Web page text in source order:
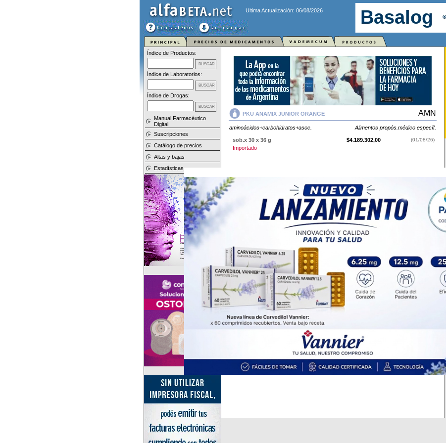
Ultima Actualización: 06/08/2026
Índice de Productos:
Índice de Laboratorios:
Índice de Drogas:
Manual Farmacéutico
Digital
Suscripciones
Catálogo de precios
Altas y bajas
Estadísticas
PKU ANAMIX JUNIOR ORANGE AMN
aminoácidos+carbohidratos+asoc. Alimentos propós.médico específ.
sob.x 30 x 36 g $4.189.302,00 (01/08/26)
Importado
aminoácidos+carbohidratos+asoc.y se indica como
propós.médico específ.. Es producido porAMN y cuenta con 1
presentación disponible.
Producto importado.
Explorar más
Otros productos conaminoácidos+carbohidratos+asoc.
Otros productos de
AMN